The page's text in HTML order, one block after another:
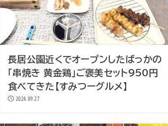
長居公園近くでオープンしたばっかの
「串焼き 黄金鶏」ご褒美セット950円
食べてきた【すみつーグルメ】
2024.09.27